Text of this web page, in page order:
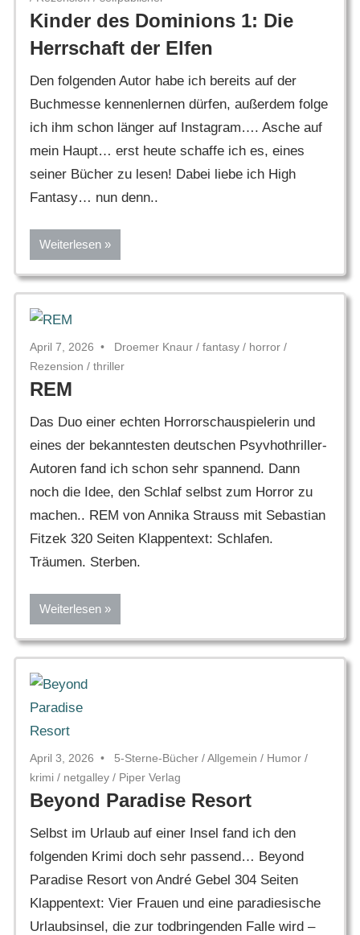
Kinder des Dominions 1: Die
Herrschaft der Elfen
Den folgenden Autor habe ich bereits auf der
Buchmesse kennenlernen dürfen, außerdem folge
ich ihm schon länger auf Instagram…. Asche auf
mein Haupt… erst heute schaffe ich es, eines
seiner Bücher zu lesen! Dabei liebe ich High
Fantasy… nun denn..
Weiterlesen
April 7, 2026 Droemer Knaur / fantasy / horror /
Rezension / thriller
REM
Das Duo einer echten Horrorschauspielerin und
eines der bekanntesten deutschen Psyvhothriller-
Autoren fand ich schon sehr spannend. Dann
noch die Idee, den Schlaf selbst zum Horror zu
machen.. REM von Annika Strauss mit Sebastian
Fitzek 320 Seiten Klappentext: Schlafen.
Träumen. Sterben.
Weiterlesen
April 3, 2026 5-Sterne-Bücher /Allgemein / Humor /
krimi / netgalley / Piper Verlag
Beyond Paradise Resort
Selbst im Urlaub auf einer Insel fand ich den
folgenden Krimi doch sehr passend… Beyond
Paradise Resort von André Gebel 304 Seiten
Klappentext: Vier Frauen und eine paradiesische
Urlaubsinsel, die zur todbringenden Falle wird –